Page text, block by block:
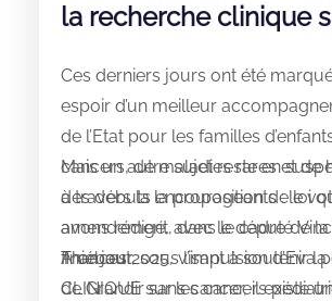
la recherche clinique
Ces derniers jours ont été
espoir d’un meilleur
de l’Etat pour les familles
cancers, de maladies rares et de
à travers la la proposition de loi
avons rédigé, avec le député
Thiébaut.
Mais un autre sujet reste en
des débuts encourageants : le
amendement, dans le cadre de
finances 2025, visant à soutenir
CLINIQUE sur les cancers
A ce jour, sous l’impulsion d’Eva
de Grandir sans cancer, il existe